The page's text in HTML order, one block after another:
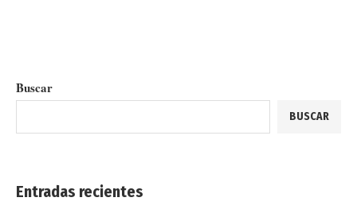
Buscar
BUSCAR
Entradas recientes